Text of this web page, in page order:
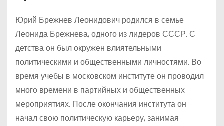
Юрий Брежнев Леонидович родился в семье
Леонида Брежнева, одного из лидеров СССР. С
детства он был окружен влиятельными
политическими и общественными личностями. Во
время учебы в московском институте он проводил
много времени в партийных и общественных
мероприятиях. После окончания института он
начал свою политическую карьеру, занимая